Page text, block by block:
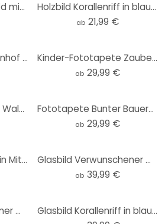
Holzbild Sonniger Wald mit Hirsch - DigitalArtsi - Rund Holzbild Korallenriff in blauer Lagune - DigitalArtsi - Rund
ab 21,99 €
Holzbild Bunter Bauernhof in den Bergen - DigitalArtsi - Rund Kinder-Fototapete Zauberwald in Mitternachtsblau - DigitalArtsi - Rund - Selbstklebend/Vlies
ab 29,99 €
Fototapete Sonniger Wald mit Hirsch und Reh - DigitalArtsi - Rund - Selbstklebend/Vlies Fototapete Bunter Bauernhof in den Bergen - DigitalArtsi - Rund - Selbstklebend/Vlies
ab 29,99 €
Glasbild Zauberwald in Mitternachtsblau - DigitalArtsi - Rund Glasbild Verwunschener Wald im Licht - DigitalArtsi - Rund
ab 39,99 €
Glasbild Verwunschener Wald im Licht - DigitalArtsi Glasbild Korallenriff in blauer Lagune - DigitalArtsi - Rund